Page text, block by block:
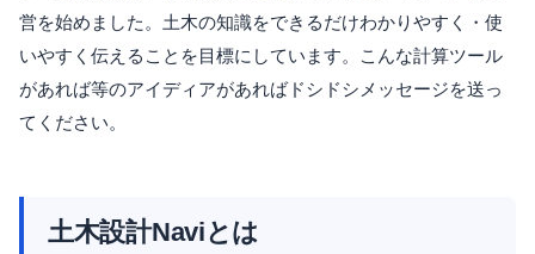
営を始めました。土木の知識をできるだけわかりやすく・使
いやすく伝えることを目標にしています。こんな計算ツール
があれば等のアイディアがあればドシドシメッセージを送っ
てください。
土木設計Naviとは